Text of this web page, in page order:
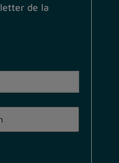
de la